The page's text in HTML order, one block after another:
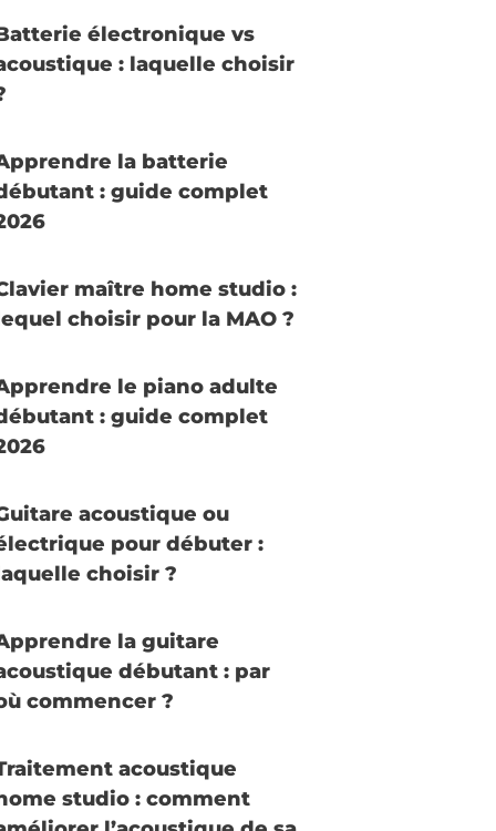
électronique vs
: laquelle choisir
la batterie
: guide complet
maître home studio :
choisir pour la MAO ?
le piano adulte
: guide complet
acoustique ou
pour débuter :
choisir ?
la guitare
débutant : par
commencer ?
acoustique
studio : comment